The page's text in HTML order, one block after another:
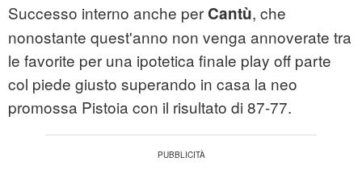
Successo interno anche per Cantù, che
nonostante quest'anno non venga annoverate tra
le favorite per una ipotetica finale play off parte
col piede giusto superando in casa la neo
promossa Pistoia con il risultato di 87-77.